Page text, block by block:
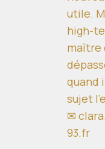
utile.
high-
maître
quand
sujet
✉
93.fr